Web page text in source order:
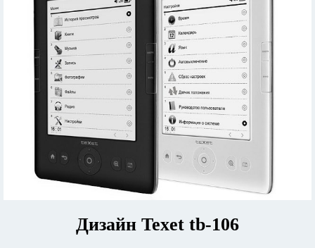
Дизайн Texet tb-106